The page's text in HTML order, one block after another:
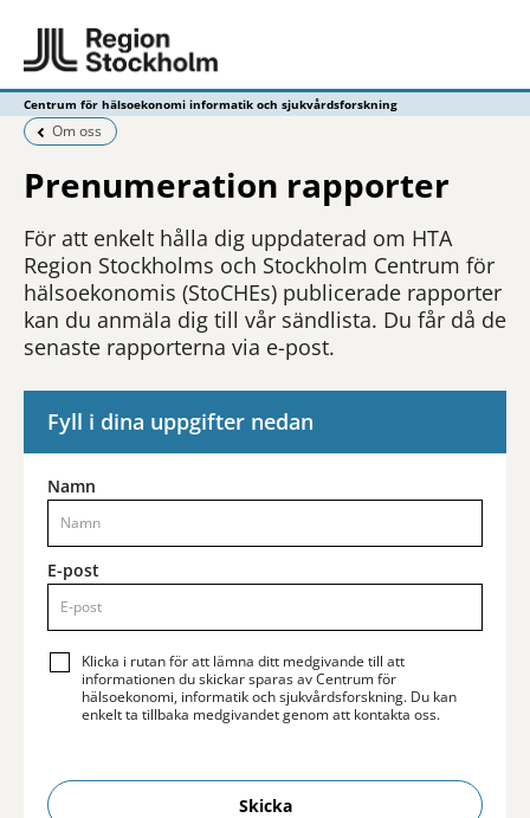
Centrum för hälsoekonomi informatik och sjukvårdsforskning
Föregående sida:
Om oss
Prenumeration rapporter
För att enkelt hålla dig uppdaterad om HTA
Region Stockholms och Stockholm Centrum för
hälsoekonomis (StoCHEs) publicerade rapporter
kan du anmäla dig till vår sändlista. Du får då de
senaste rapporterna via e-post.
Fyll i dina uppgifter nedan
Namn
E-post
Klicka i rutan för att lämna ditt medgivande till att
informationen du skickar sparas av Centrum för
hälsoekonomi, informatik och sjukvårdsforskning. Du kan
enkelt ta tillbaka medgivandet genom att kontakta oss.
Skicka